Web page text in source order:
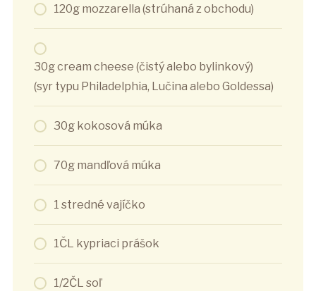
120g mozzarella (strúhaná z obchodu)
30g cream cheese (čistý alebo bylinkový)
(syr typu Philadelphia, Lučina alebo Goldessa)
30g kokosová múka
70g mandľová múka
1 stredné vajíčko
1ČL kypriaci prášok
1/2ČL soľ